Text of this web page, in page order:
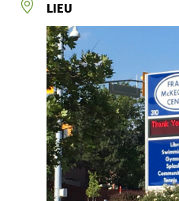
LIEU